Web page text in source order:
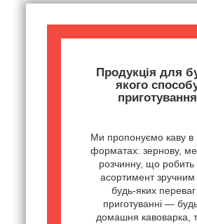
Продукція для
якого
приготування
Ми пропонуємо каву в
форматах: зернову,
розчинну, що
асортимент зручним
будь-яких переваг
приготуванні —
домашня кавоварка,